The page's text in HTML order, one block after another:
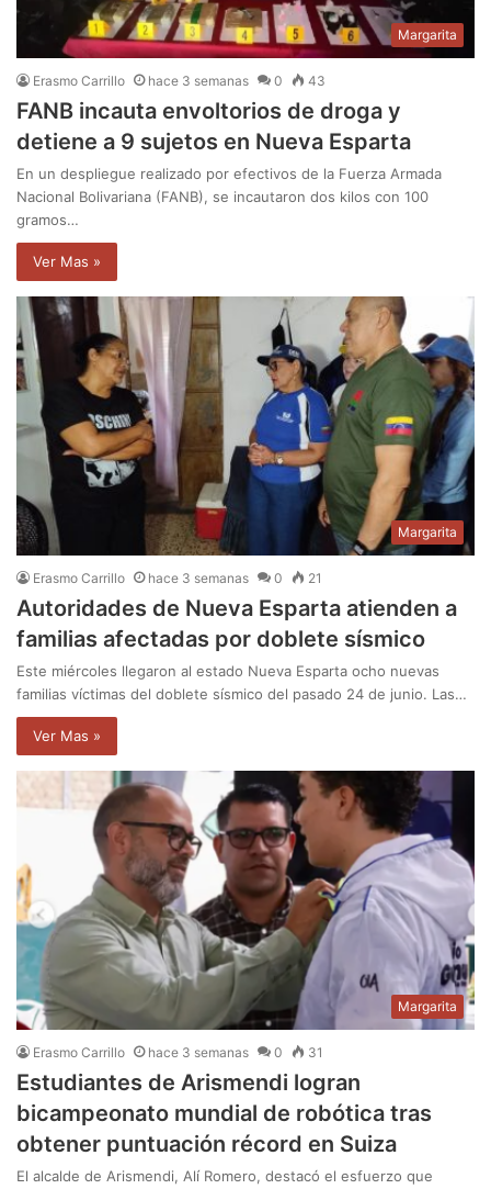
Margarita
Erasmo Carrillo hace 3 semanas 0 43
FANB incauta envoltorios de droga y
detiene a 9 sujetos en Nueva Esparta
En un despliegue realizado por efectivos de la Fuerza Armada
Nacional Bolivariana (FANB), se incautaron dos kilos con 100
gramos…
Ver Mas »
Margarita
Erasmo Carrillo hace 3 semanas 0 21
Autoridades de Nueva Esparta atienden a
familias afectadas por doblete sísmico
Este miércoles llegaron al estado Nueva Esparta ocho nuevas
familias víctimas del doblete sísmico del pasado 24 de junio. Las…
Ver Mas »
Margarita
Erasmo Carrillo hace 3 semanas 0 31
Estudiantes de Arismendi logran
bicampeonato mundial de robótica tras
obtener puntuación récord en Suiza
El alcalde de Arismendi, Alí Romero, destacó el esfuerzo que